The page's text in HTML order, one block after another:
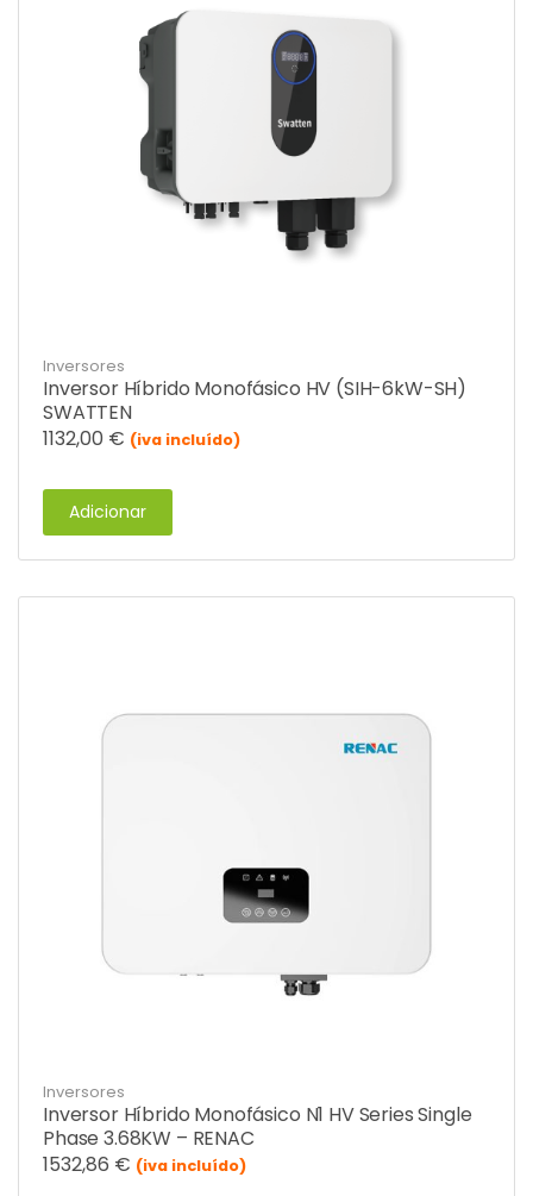
Inversores
Inversor Híbrido Monofásico HV (SIH-6kW-SH)
SWATTEN
1132,00 € (iva incluído)
Adicionar
Inversores
Inversor Híbrido Monofásico N1 HV Series Single
Phase 3.68KW – RENAC
1532,86 € (iva incluído)